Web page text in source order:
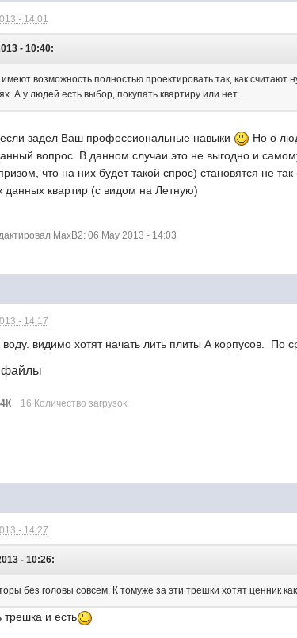
- 14:01
- 10:40:
возможность полностью проектировать так, как считают
А у людей есть выбор, покупать квартиру или нет.
задел Ваш профессиональные навыки
Но о
вопрос. В данном случаи это не выгодно и
что на них будет такой спрос) становятся не
данных квартир (с видом на Летную)
MaxB2: 06 May 2013 - 14:03
- 14:17
воду. видимо хотят начать лить плиты А корпусов. По
файлы
16 Количество загрузок:
- 14:27
- 10:26:
без головы совсем. К томуже за эти трешки хотят ценник
трешка и есть